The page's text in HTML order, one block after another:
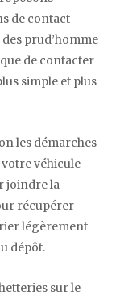
de contact
prud’homme
de contacter
simple et plus
les démarches
véhicule
joindre la
récupérer
légèrement
dépôt.
sur le